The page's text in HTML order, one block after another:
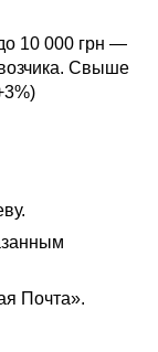
10 000 грн —
Свыше
Почта».